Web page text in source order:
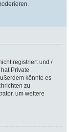
registriert und /
Private
könnte es
zu
um weitere